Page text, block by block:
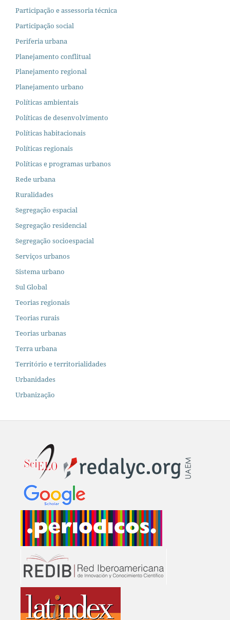
Participação e assessoria técnica
Participação social
Periferia urbana
Planejamento conflitual
Planejamento regional
Planejamento urbano
Políticas ambientais
Políticas de desenvolvimento
Políticas habitacionais
Políticas regionais
Políticas e programas urbanos
Rede urbana
Ruralidades
Segregação espacial
Segregação residencial
Segregação socioespacial
Serviços urbanos
Sistema urbano
Sul Global
Teorias regionais
Teorias rurais
Teorias urbanas
Terra urbana
Território e territorialidades
Urbanidades
Urbanização